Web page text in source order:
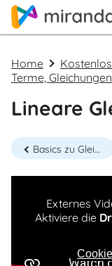
Home
Terme, Gleichungen
Lineare
Basics zu Gleichung, Ungleichung und Formel
Externes
Aktiviere die